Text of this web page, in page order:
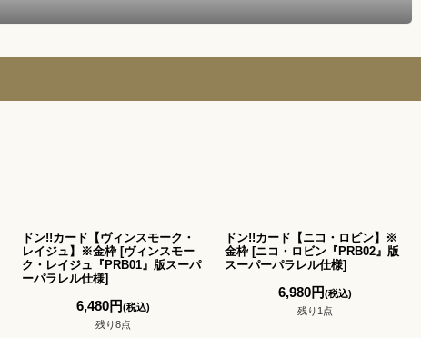
ドン!!カード【ヴィンスモーク・
レイジュ】※金枠 [ヴィンスモー
ク・レイジュ『PRB01』版スーパ
ーパラレル仕様]
6,480円(税込)
残り8点
ドン!!カード【ニコ・ロビン】※
金枠 [ニコ・ロビン『PRB02』版
スーパーパラレル仕様]
6,980円(税込)
残り1点